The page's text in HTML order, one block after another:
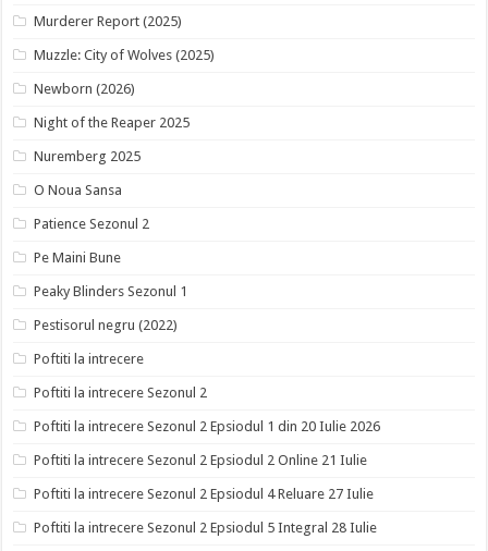
Murderer Report (2025)
Muzzle: City of Wolves (2025)
Newborn (2026)
Night of the Reaper 2025
Nuremberg 2025
O Noua Sansa
Patience Sezonul 2
Pe Maini Bune
Peaky Blinders Sezonul 1
Pestisorul negru (2022)
Poftiti la intrecere
Poftiti la intrecere Sezonul 2
Poftiti la intrecere Sezonul 2 Epsiodul 1 din 20 Iulie 2026
Poftiti la intrecere Sezonul 2 Epsiodul 2 Online 21 Iulie
Poftiti la intrecere Sezonul 2 Epsiodul 4 Reluare 27 Iulie
Poftiti la intrecere Sezonul 2 Epsiodul 5 Integral 28 Iulie